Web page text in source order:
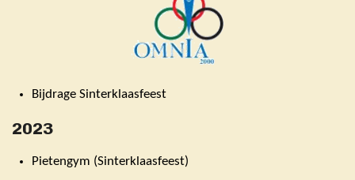
Bijdrage Sinterklaasfeest
2023
Pietengym (Sinterklaasfeest)